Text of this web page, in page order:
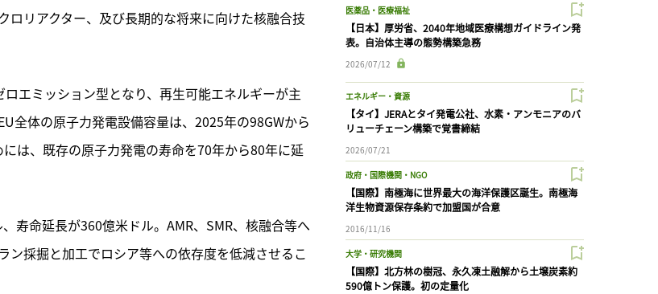
ロリアクター、及び長期的な将来に向けた核融合技
エミッション型となり、再生可能エネルギーが主
全体の原子力発電設備容量は、2025年の98GWから
は、既存の原子力発電の寿命を70年から80年に延
寿命延長が360億米ドル。AMR、SMR、核融合等へ
採掘と加工でロシア等への依存度を低減させるこ
医薬品・医療福祉
【日本】厚労省、2040年地域医療構想ガイドライン発
表。自治体主導の態勢構築急務
2026/07/12
エネルギー・資源
【タイ】JERAとタイ発電公社、水素・アンモニアのバ
リューチェーン構築で覚書締結
2026/07/21
政府・国際機関・NGO
【国際】南極海に世界最大の海洋保護区誕生。南極海
洋生物資源保存条約で加盟国が合意
2016/11/16
大学・研究機関
【国際】北方林の樹冠、永久凍土融解から土壌炭素約
590億トン保護。初の定量化